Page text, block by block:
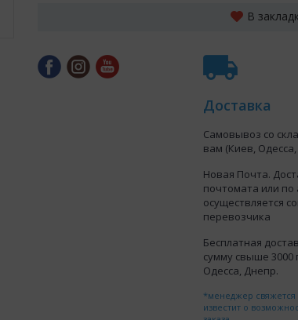
В
Доставка
Самовывоз со
вам (Киев,
Новая Почта.
почтомата или по
осуществляется
перевозчика
Бесплатная
сумму свыше 3000
Одесса, Днепр.
*менеджер свяжется
известит о